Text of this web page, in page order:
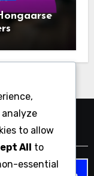
to allow
All to
essential